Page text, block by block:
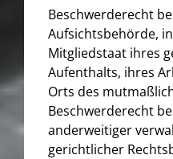
Beschwerderecht
Aufsichtsbehörde,
Mitgliedstaat ihres
Aufenthalts, ihres
Orts des
Beschwerderecht
anderweitiger
gerichtlicher